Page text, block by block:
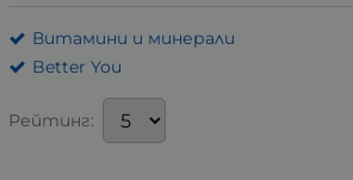
Витамини и минерали
Better You
Рейтинг: